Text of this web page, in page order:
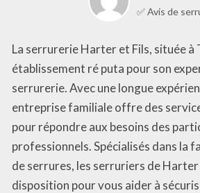
✅ Avis de
La serrurerie Harter et Fils, située à
établissement ré puta pour son
serrurerie. Avec une longue
entreprise familiale offre des
pour répondre aux besoins des
professionnels. Spécialisés dans la
de serrures, les serruriers de
disposition pour vous aider à